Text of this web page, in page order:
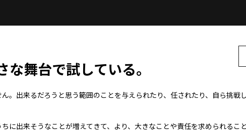
舞台で試している。
。出来るだろうと思う範囲のことを与えられたり、任されたり、自ら挑戦
に出来そうなことが増えてきて、より、大きなことや責任を求められるこ